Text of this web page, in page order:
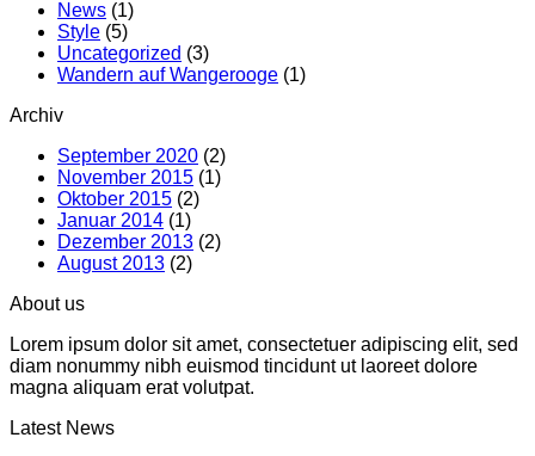
News (1)
Style (5)
Uncategorized (3)
Wandern auf Wangerooge (1)
Archiv
September 2020 (2)
November 2015 (1)
Oktober 2015 (2)
Januar 2014 (1)
Dezember 2013 (2)
August 2013 (2)
About us
Lorem ipsum dolor sit amet, consectetuer adipiscing elit, sed
diam nonummy nibh euismod tincidunt ut laoreet dolore
magna aliquam erat volutpat.
Latest News